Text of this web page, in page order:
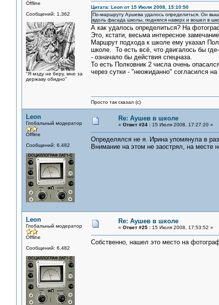
Offline
Сообщений: 1,362
"Я мзду не беру, мне за
державу обидно"
Цитата: Leon от 15 Июля 2008, 15:10:50
По-маршруту Аушева удалось определиться. Он
вдоль фасада школы, поднялся наверх и вошел в
А как удалось определиться? На
Это, кстати, весьма интересное
Маршрут подхода к школе ему указал
школе. То есть всё, что двигалось бы
- означало бы действия спецназа.
То есть Полковник 2 числа очень
через сутки - "неожиданно" согласился
Просто так сказал (с)
Leon
Глобальный модератор
Offline
Сообщений: 6,482
Re: Аушев в школе
« Ответ #24 :15 Июля 2008, 17:27:20 »
Определялся не я. Ирина упомянула в
Внимание на этом не заострял, на месте
Leon
Глобальный модератор
Offline
Сообщений: 6,482
Re: Аушев в школе
« Ответ #25 :15 Июля 2008, 17:53:52 »
Собственно, нашел это место на